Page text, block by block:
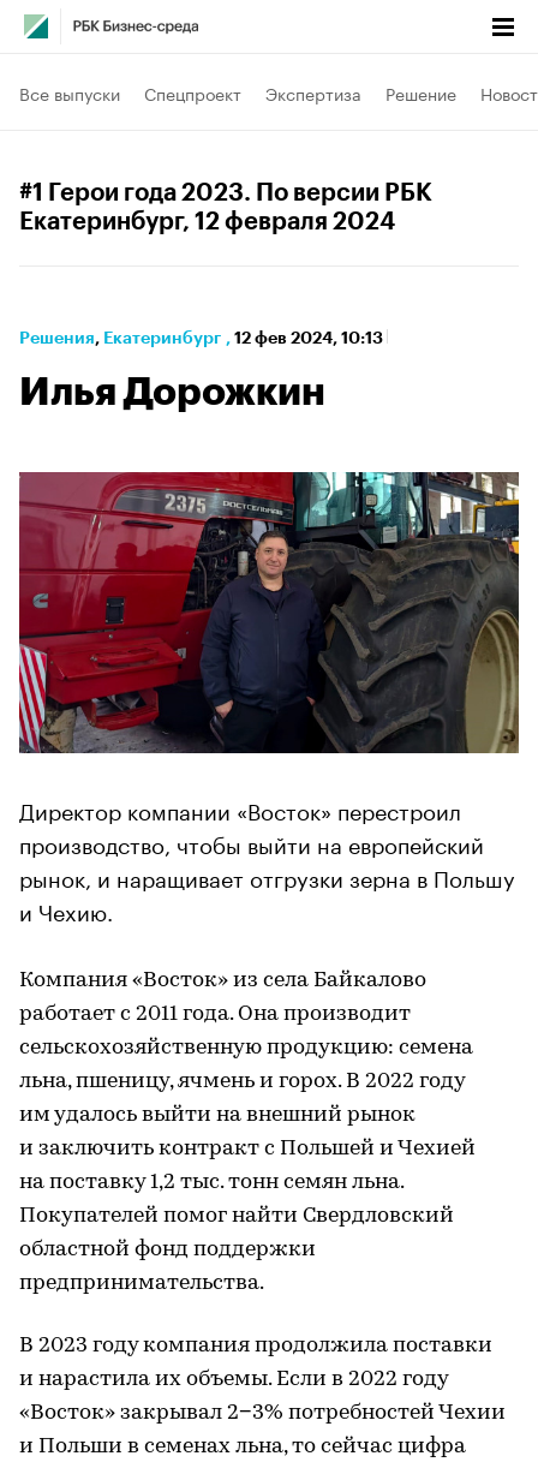
Все выпуски Спецпроект Экспертиза Решение
#1 Герои года 2023. По версии РБК
Екатеринбург, 12 февраля 2024
Решения⁠, Екатеринбург , 12 фев 2024, 10:13
Илья Дорожкин
Директор компании «Восток» перестроил
производство, чтобы выйти на европейский
рынок, и наращивает отгрузки зерна в Польшу
и Чехию.
Компания «Восток» из села Байкалово
работает с 2011 года. Она производит
сельскохозяйственную продукцию: семена
льна, пшеницу, ячмень и горох. В 2022 году
им удалось выйти на внешний рынок
и заключить контракт с Польшей и Чехией
на поставку 1,2 тыс. тонн семян льна.
Покупателей помог найти Свердловский
областной фонд поддержки
предпринимательства.
В 2023 году компания продолжила поставки
и нарастила их объемы. Если в 2022 году
«Восток» закрывал 2−3% потребностей Чехии
и Польши в семенах льна, то сейчас цифра